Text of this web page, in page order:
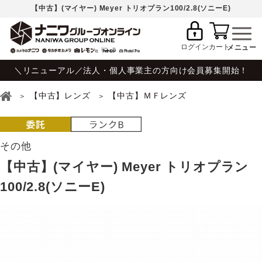
【中古】(マイヤー) Meyer トリオプラン100/2.8(ソニーE)
ログインカート
＼リニューアル／法人・個人事業主の方向け会員募集開始！
【中古】レンズ 【中古】ＭＦレンズ
その他
【中古】(マイヤー) Meyer トリオプラン
100/2.8(ソニーE)